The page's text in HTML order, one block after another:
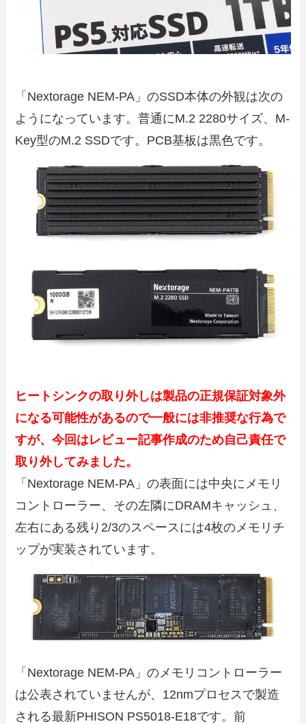
「Nextorage NEM-PA」のSSD本体の外観は次の
ようになっています。普通にM.2 2280サイズ、M-
Key型のM.2 SSDです。PCB基板は黒色です。
ヒートシンクの取り外しは製品の正規保証対象外
になる可能性があるので一般には非推奨な行為で
すが、今回はレビュー記事作成のため自己責任で
取り外してみました。
「Nextorage NEM-PA」の表面には中央にメモリ
コントローラー、その左隣にDRAMキャッシュ、
左右にある残り2/3のスペースには4枚のメモリチ
ップが実装されています。
「Nextorage NEM-PA」のメモリコントローラー
は公表されていませんが、12nmプロセスで製造
される最新PHISON PS5018-E18です。前